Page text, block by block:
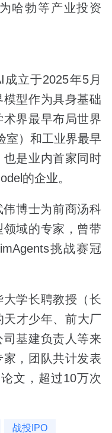
哈勃等产业投资
立于2025年5月
型作为具身基础
界最早布局世界
室）和工业界最早
是业内首家同时
的企业。
伟博士为前商汤科
域的专家，曾带
挑战赛冠
学长聘教授（长
才少年、前大厂
基建负责人等来
，团队共计发表
文，超过10万次
战投IPO